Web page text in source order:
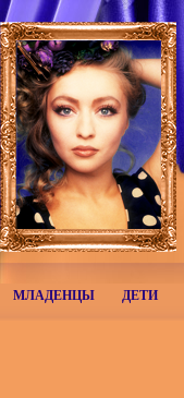
МЛАДЕНЦЫ ДЕТИ